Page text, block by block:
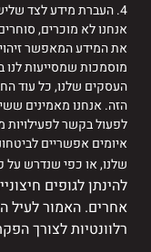
4. העברת מידע לצד שלישי
אנחנו לא מוכרים,
את המידע המאפשר
מוסמכות שמסייעות לנו
העסקים שלנו, כל עוד
הזה. אנחנו מאמינים
לפעול בקשר
איומים אפשריים
שלנו, או כפי שנדרש על
להינתן לגופים
אחרים. האמור לעיל
רלוונטיות לצורך